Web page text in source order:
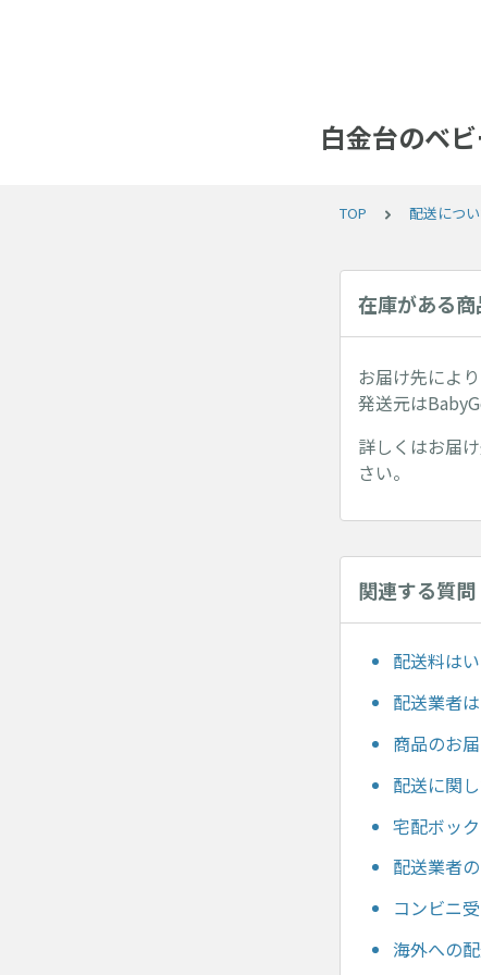
白金台のベ
TOP 配送につ
在庫がある商
お届け先により
発送元は
詳しくはお届
さい。
関連する質問
配送料は
配送業者
商品のお
配送に関
宅配ボッ
配送業者
コンビニ
海外への